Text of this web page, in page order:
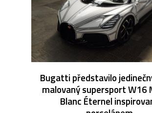
Bugatti představilo
malovaný supersport W16
Blanc Éternel